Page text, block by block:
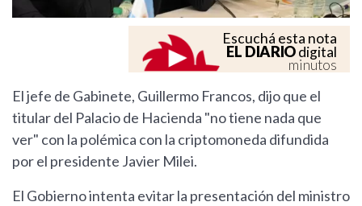
Escuchá esta nota
EL DIARIOdigital
minutos
El jefe de Gabinete, Guillermo Francos, dijo que el
titular del Palacio de Hacienda "no tiene nada que
ver" con la polémica con la criptomoneda difundida
por el presidente Javier Milei.
El Gobierno intenta evitar la presentación del ministro